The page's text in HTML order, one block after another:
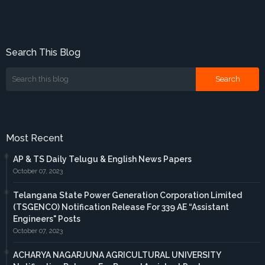
Search This Blog
Most Recent
AP & TS Daily Telugu & English News Papers
October 07, 2023
Telangana State Power Generation Corporation Limited
(TSGENCO) Notification Release For 339 AE “Assistant
Engineers" Posts
October 07, 2023
ACHARYA NAGARJUNA AGRICULTURAL UNIVERSITY